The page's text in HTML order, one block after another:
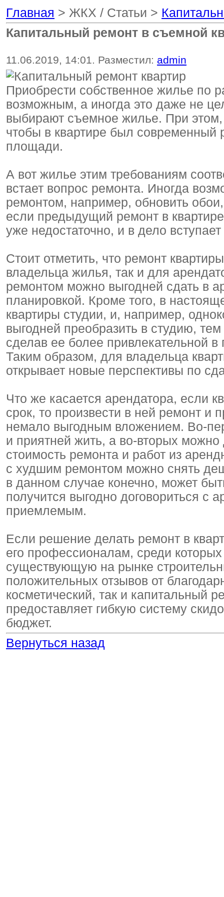
Главная > ЖКХ / Статьи >
Капитальный ремонт в съемной
11.06.2019, 14:01. Разместил: admin
Приобрести собственное жилье по
возможным, а иногда это даже не
выбирают съемное жилье. При
чтобы в квартире был современный
площади.
А вот жилье этим требованиям
встает вопрос ремонта. Иногда
ремонтом, например, обновить
если предыдущий ремонт в
уже недостаточно, и в дело
Стоит отметить, что ремонт
владельца жилья, так и для
ремонтом можно выгодней сдать в
планировкой. Кроме того, в
квартиры студии, и, например,
выгодней преобразить в студию,
сделав ее более привлекательной
Таким образом, для владельца
открывает новые перспективы по
Что же касается арендатора, если
срок, то произвести в ней ремонт и
немало выгодным вложением. Во-
и приятней жить, а во-вторых
стоимость ремонта и работ из
с худшим ремонтом можно снять
в данном случае конечно, может
получится выгодно договориться с
приемлемым.
Если решение делать ремонт в
его профессионалам, среди
существующую на рынке
положительных отзывов от
косметический, так и капитальный
предоставляет гибкую систему
бюджет.
Вернуться назад